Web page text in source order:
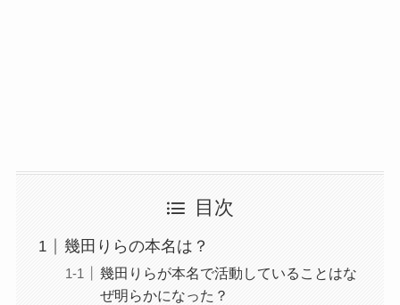
目次
幾田りらの本名は？
幾田りらが本名で活動していることはな
ぜ明らかになった？